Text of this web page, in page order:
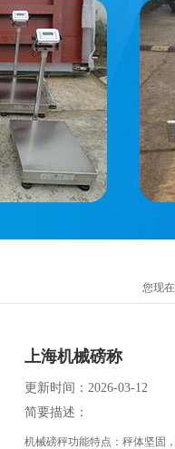
您现
上海机械磅称
更新时间：2026-03-12
简要描述：
机械磅秤功能特点：秤体坚固